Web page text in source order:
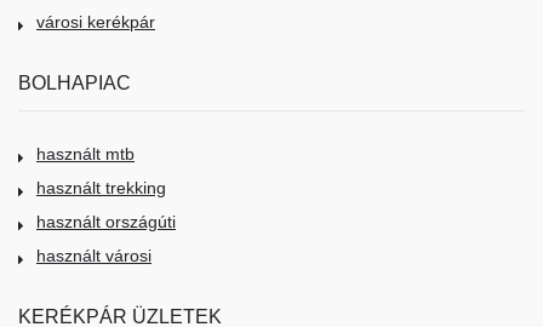
városi kerékpár
BOLHAPIAC
használt mtb
használt trekking
használt országúti
használt városi
KERÉKPÁR ÜZLETEK